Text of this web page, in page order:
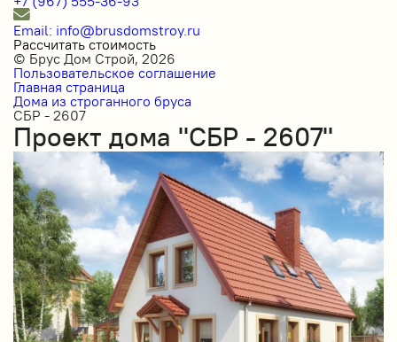
Email: info@brusdomstroy.ru
Рассчитать стоимость
© Брус Дом Строй, 2026
Пользовательское соглашение
Главная страница
Дома из строганного бруса
СБР - 2607
Проект дома "СБР - 2607"